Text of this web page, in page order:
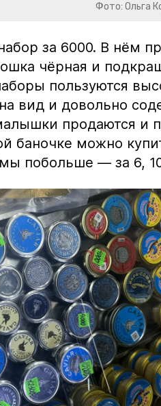
Фото: Ольга
за 6000. В нём
чёрная и
пользуются
вид и довольно
продаются и
баночке можно
побольше — за 6,